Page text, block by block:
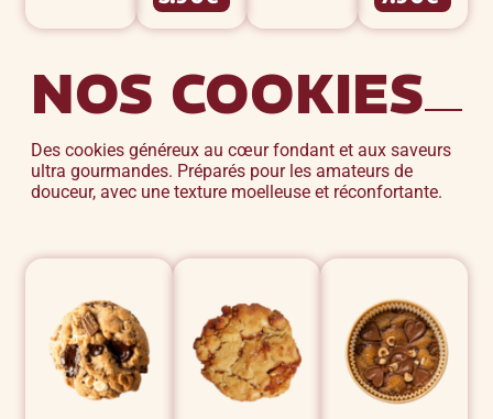
NOS COOKIES
Des cookies généreux au cœur fondant et aux saveurs
ultra gourmandes. Préparés pour les amateurs de
douceur, avec une texture moelleuse et réconfortante.